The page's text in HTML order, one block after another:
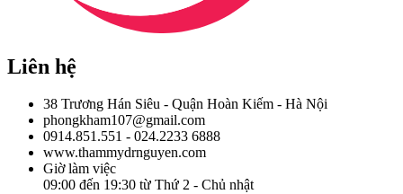
Liên hệ
38 Trương Hán Siêu - Quận Hoàn Kiếm - Hà Nội
phongkham107@gmail.com
0914.851.551 - 024.2233 6888
www.thammydrnguyen.com
Giờ làm việc
09:00 đến 19:30 từ Thứ 2 - Chủ nhật